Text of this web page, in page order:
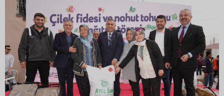
bir yere gitmiyorum, partimdeyim”
ASKİ’den mikroplastik iddialarına açıklama:
“Tesis kirliliğin kaynağı değil”